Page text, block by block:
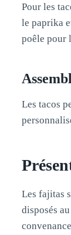
Pour les
le paprika
poêle pour
Les tacos
Les fajitas
disposés